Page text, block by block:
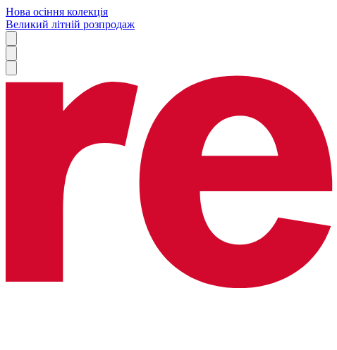
Нова осіння колекція
Великий літній розпродаж